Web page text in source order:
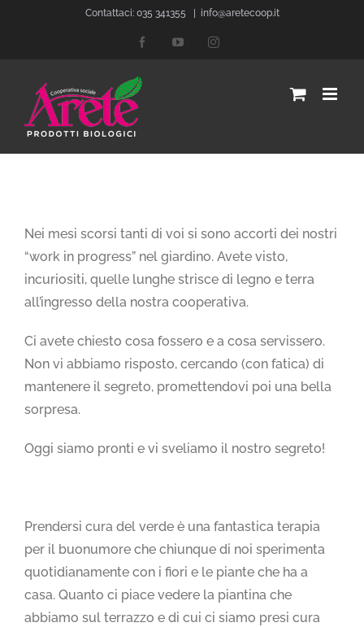
Contattaci: 035 341355 info@aretecoop.it
FacebookYouTubeInstagram
immagine
Nei mesi scorsi tanti di voi si sono accorti dei nostri
“work in progress” nel giardino. Avete visto,
incuriositi, quelle lunghe strisce di legno e terra
all’ingresso della nostra cooperativa.
Ci avete chiesto cosa fossero e a cosa servissero.
Non vi abbiamo risposto, cercando (con fatica) di
mantenere il segreto, promettendovi poi una bella
sorpresa.
Oggi siamo pronti e vi sveliamo il nostro segreto!
Prendersi cura del verde è una fantastica terapia
per il buonumore che chiunque di noi sperimenta
quotidianamente con i fiori e le piante che ha a
casa. Quanto ci piace vedere la piantina che
abbiamo sul terrazzo e di cui ci siamo presi cura